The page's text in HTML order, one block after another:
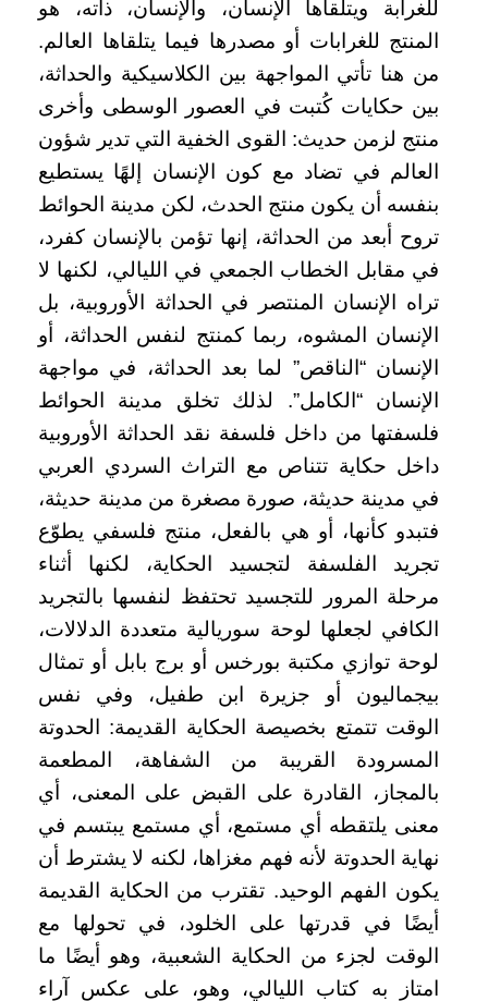
للغرابة ويتلقاها الإنسان، والإنسان، ذاته، هو
المنتج للغرابات أو مصدرها فيما يتلقاها العالم.
من هنا تأتي المواجهة بين الكلاسيكية والحداثة،
بين حكايات كُتبت في العصور الوسطى وأخرى
منتج لزمن حديث: القوى الخفية التي تدير شؤون
العالم في تضاد مع كون الإنسان إلهًا يستطيع
بنفسه أن يكون منتج الحدث، لكن مدينة الحوائط
تروح أبعد من الحداثة، إنها تؤمن بالإنسان كفرد،
في مقابل الخطاب الجمعي في الليالي، لكنها لا
تراه الإنسان المنتصر في الحداثة الأوروبية، بل
الإنسان المشوه، ربما كمنتج لنفس الحداثة، أو
الإنسان “الناقص” لما بعد الحداثة، في مواجهة
الإنسان “الكامل”. لذلك تخلق مدينة الحوائط
فلسفتها من داخل فلسفة نقد الحداثة الأوروبية
داخل حكاية تتناص مع التراث السردي العربي
في مدينة حديثة، صورة مصغرة من مدينة حديثة،
فتبدو كأنها، أو هي بالفعل، منتج فلسفي يطوّع
تجريد الفلسفة لتجسيد الحكاية، لكنها أثناء
مرحلة المرور للتجسيد تحتفظ لنفسها بالتجريد
الكافي لجعلها لوحة سوريالية متعددة الدلالات،
لوحة توازي مكتبة بورخس أو برج بابل أو تمثال
بيجماليون أو جزيرة ابن طفيل، وفي نفس
الوقت تتمتع بخصيصة الحكاية القديمة: الحدوتة
المسرودة القريبة من الشفاهة، المطعمة
بالمجاز، القادرة على القبض على المعنى، أي
معنى يلتقطه أي مستمع، أي مستمع يبتسم في
نهاية الحدوتة لأنه فهم مغزاها، لكنه لا يشترط أن
يكون الفهم الوحيد. تقترب من الحكاية القديمة
أيضًا في قدرتها على الخلود، في تحولها مع
الوقت لجزء من الحكاية الشعبية، وهو أيضًا ما
امتاز به كتاب الليالي، وهو، على عكس آراء